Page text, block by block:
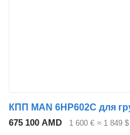
КПП MAN 6HP602C для
675 100 AMD
1 600 € ≈ 1 849 $